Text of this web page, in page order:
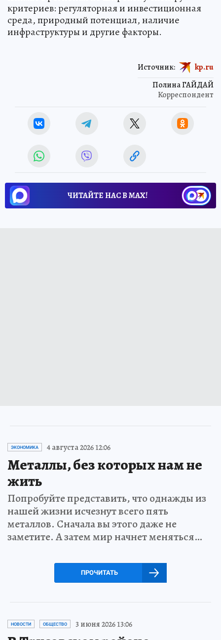
критериев: регуляторная и инвестиционная
среда, природный потенциал, наличие
инфраструктуры и другие факторы.
Полина ГАЙДАЙ
Корреспондент
Источник: kp.ru
ЧИТАЙТЕ НАС В МАХ!
ЭКОНОМИКА 4 августа 2026 12:06
Металлы, без которых нам не
жить
Попробуйте представить, что однажды из
нашей жизни исчезнут всего пять
металлов. Сначала вы этого даже не
заметите. А затем мир начнет меняться…
ПРОЧИТАТЬ
НОВОСТИ ОБЩЕСТВО 3 июня 2026 13:06